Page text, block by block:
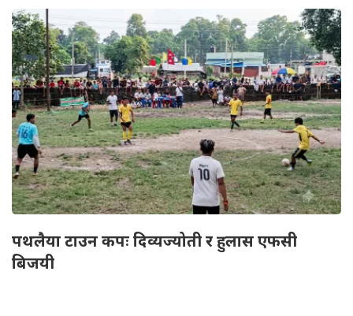
पथलैया टाउन कपः दिव्यज्योती र हुलास एफसी
बिजयी